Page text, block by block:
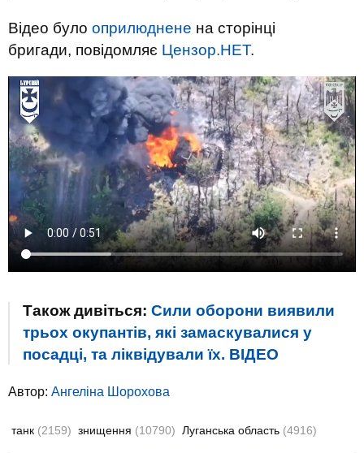
Відео було оприлюднене на сторінці
бригади, повідомляє Цензор.НЕТ.
Також дивіться: Сили оборони виявили
трьох окупантів, які замаскувалися у
посадці, та ліквідували їх. ВIДЕО
Автор: Ангеліна Шорохова
танк (2159) знищення (10790) Луганська область (4916)